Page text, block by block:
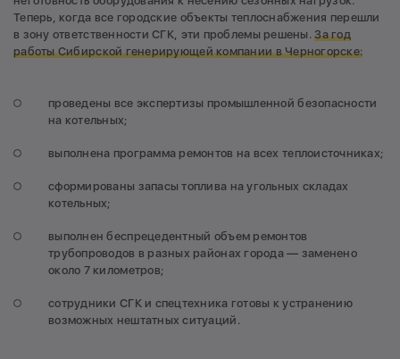
Теперь, когда все городские объекты теплоснабжения перешли
в зону ответственности СГК, эти проблемы решены.За год
работы Сибирской генерирующей компании в Черногорске:
проведены все экспертизы промышленной безопасности
на котельных;
выполнена программа ремонтов на всех теплоисточниках;
сформированы запасы топлива на угольных складах
котельных;
выполнен беспрецедентный объем ремонтов
трубопроводов в разных районах города — заменено
около 7 километров;
сотрудники СГК и спецтехника готовы к устранению
возможных нештатных ситуаций.